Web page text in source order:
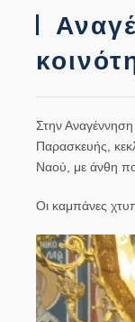
Στην
Παρασκευής,
Ναού, με άνθη
Οι καμπάνες